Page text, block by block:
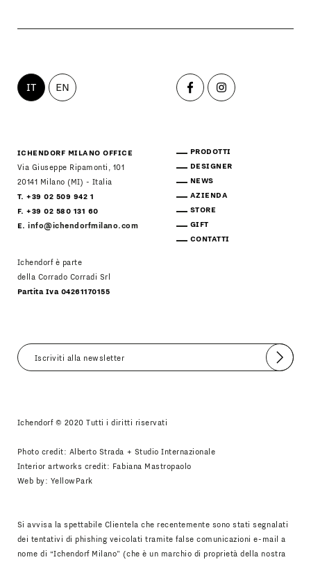
IT EN
ICHENDORF MILANO OFFICE
Via Giuseppe Ripamonti, 101
20141 Milano (MI) - Italia
T. +39 02 509 942 1
F. +39 02 580 131 60
E.info@ichendorfmilano.com
Ichendorf è parte
della Corrado Corradi Srl
Partita Iva 04261170155
PRODOTTI
DESIGNER
NEWS
AZIENDA
STORE
GIFT
CONTATTI
Invia
Ichendorf © 2020 Tutti i diritti riservati
Photo credit: Alberto Strada + Studio Internazionale
Interior artworks credit: Fabiana Mastropaolo
Web by: YellowPark
Si avvisa la spettabile Clientela che recentemente sono stati segnalati
dei tentativi di phishing veicolati tramite false comunicazioni e-mail a
nome di “Ichendorf Milano” (che è un marchio di proprietà della nostra